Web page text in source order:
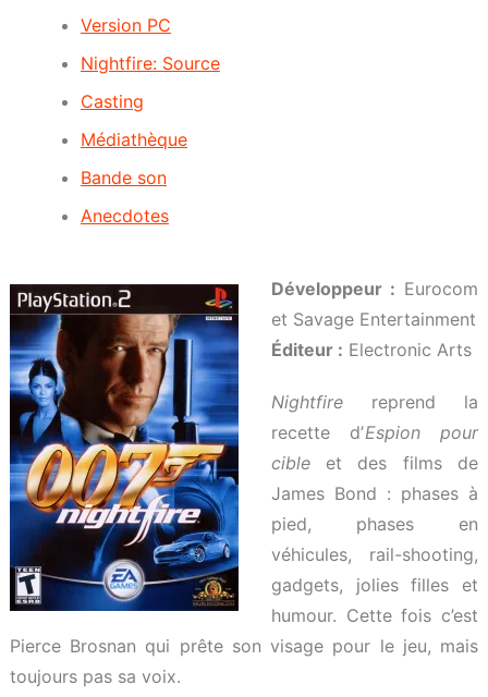
Version PC
Nightfire: Source
Casting
Médiathèque
Bande son
Anecdotes
Développeur : Eurocom
et Savage Entertainment
Éditeur : Electronic Arts
Nightfirereprend la
recette d’Espion pour
cibleet des films de
James Bond : phases à
pied, phases en
véhicules, rail-shooting,
gadgets, jolies filles et
humour. Cette fois c’est
Pierce Brosnan qui prête son visage pour le jeu, mais
toujours pas sa voix.